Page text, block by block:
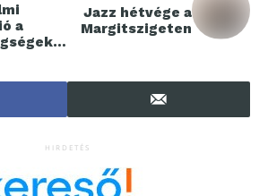
a
Jazz hétvége a
Margitszigeten
HIRDETÉS